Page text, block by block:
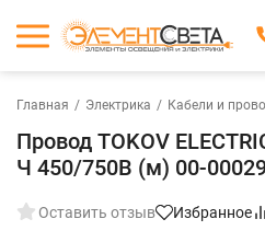
Главная / Электрика / Кабели и
Провод TOKOV
Ч 450/750В (м) 00-
Оставить отзыв Избранное